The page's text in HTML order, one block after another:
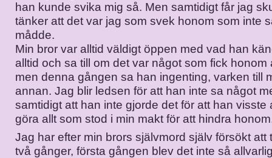
han kunde svika mig så. Men samtidigt får jag
tänker att det var jag som svek honom som inte
mådde.
Min bror var alltid väldigt öppen med vad han
alltid och sa till om det var något som fick honom
men denna gången sa han ingenting, varken till
annan. Jag blir ledsen för att han inte sa något
samtidigt att han inte gjorde det för att han visste
göra allt som stod i min makt för att hindra
Jag har efter min brors självmord själv försökt att
två gånger, första gången blev det inte så